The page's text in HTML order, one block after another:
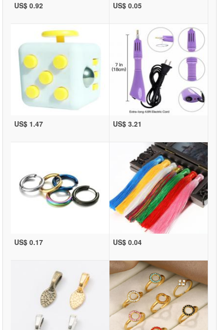
US$ 0.92 US$ 0.05
US$ 1.47 US$ 3.21
US$ 0.17 US$ 0.04